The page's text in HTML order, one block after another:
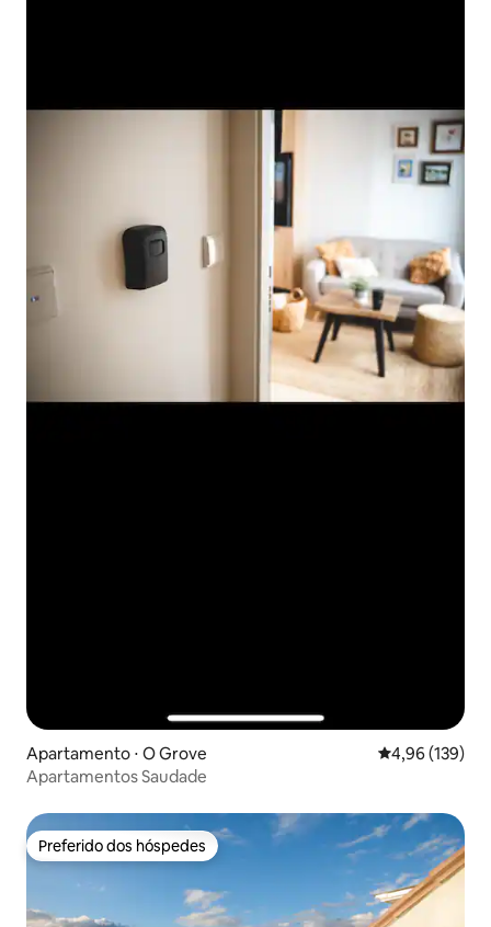
Apartamento ⋅ O Grove 4,96 de uma
4,96 (139)
Apartamentos Saudade
Preferido dos hóspedes
Preferido dos hóspedes